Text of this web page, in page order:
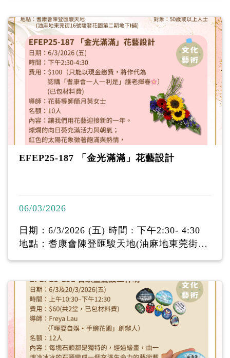
額：10人 內容： 參加實作工作坊，製作風味
豐富、療效性的發酵美食—泡菜，促進腸道
活力、優格支持免疫系統，以及黑麥麵包提
供健康能量，賦予您與親友分享生物技術支
持的健康之道。
EFEP25-187 「金光滿滿」花藝設計
06/03/2026
日期：6/3/2026 (五) 時間 : 下午2:30- 4:30
地點：耆康會陳登匯駿天地(油麻地東莞街16
一利是」護老揮春） (已包材料費) 導師：花
藝導師簡月英女士 名額：10人 對象：50歲
或以上人士 內容：讓我們用花藝迎接新的一
年。燦爛的向日葵充滿活力與朝氣；紅色的
太陽花象徵著飽滿與熱情，並搭配粉紅色的
桔梗，傳遞著色彩豐盛、喜樂平安的美好願